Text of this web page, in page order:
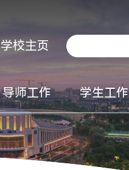
学校主页
导师工作 学生工作